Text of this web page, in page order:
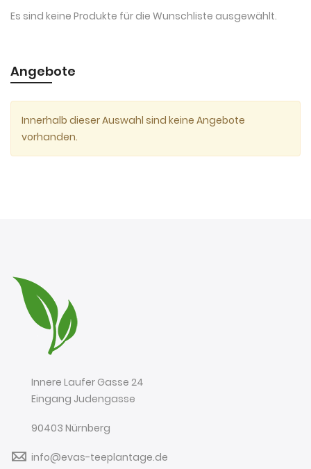
Es sind keine Produkte für die Wunschliste ausgewählt.
Angebote
Innerhalb dieser Auswahl sind keine Angebote
vorhanden.
Innere Laufer Gasse 24
Eingang Judengasse
90403 Nürnberg
info@evas-teeplantage.de